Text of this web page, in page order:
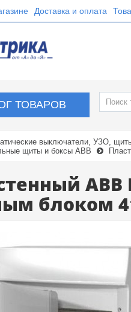
Доставка и оплата
ТОВАРОВ
выключатели, УЗО,
щиты и боксы ABB
блоком